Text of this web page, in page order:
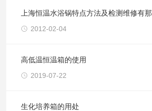
上海恒温水浴锅特点方法及检测维修有
2012-02-04
高低温恒温箱的使用
2019-07-22
生化培养箱的用处